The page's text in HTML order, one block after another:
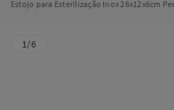
Henry Schein
Estojo para Esterilização Inox 26x12x6cm
1/6